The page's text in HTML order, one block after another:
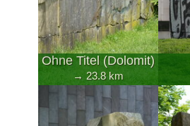
Ohne Titel (Dolomit)
→ 23.8 km